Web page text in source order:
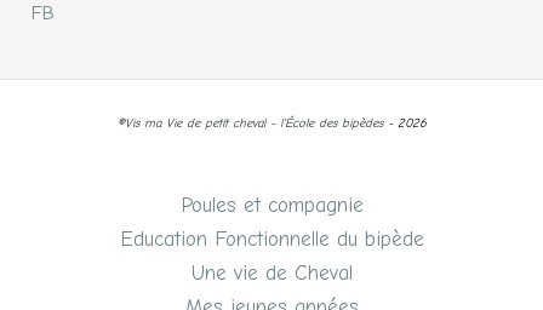
FB
©Vis ma Vie de petit cheval - l'École des bipèdes - 2026
Poules et compagnie
Education Fonctionnelle du bipède
Une vie de Cheval